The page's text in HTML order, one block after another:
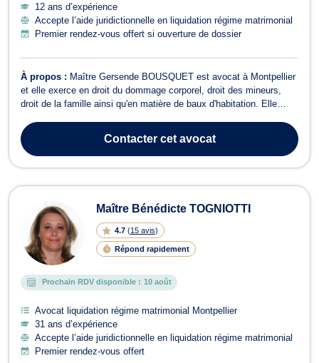
12 ans d’expérience
Accepte l’aide juridictionnelle en liquidation régime matrimonial
Premier rendez-vous offert si ouverture de dossier
À propos : Maître Gersende BOUSQUET est avocat à Montpellier
et elle exerce en droit du dommage corporel, droit des mineurs,
droit de la famille ainsi qu'en matière de baux d'habitation. Elle
accident de la circulation. L'objectif est d'obtenir une indemnisation
optimale...
Contactercet avocat
Maître Bénédicte TOGNIOTTI
4.7 (15 avis)
Répond rapidement
Prochain RDV disponible : 10 août
Avocat liquidation régime matrimonial Montpellier
31 ans d’expérience
Accepte l’aide juridictionnelle en liquidation régime matrimonial
Premier rendez-vous offert